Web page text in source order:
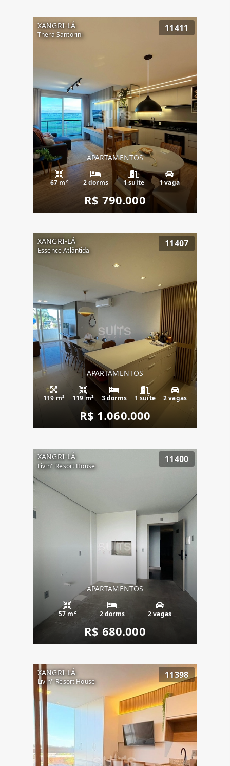
XANGRI-LÁ
Thera Santorini
11411
APARTAMENTOS
67 m² 2 dorms 1 suíte 1 vaga
R$ 790.000
XANGRI-LÁ
Essence Atlântida
11407
APARTAMENTOS
119 m² 119 m² 3 dorms 1 suíte 2 vagas
R$ 1.060.000
XANGRI-LÁ
Livin'' Resort House
11400
APARTAMENTOS
57 m² 2 dorms 2 vagas
R$ 680.000
XANGRI-LÁ
Livin'' Resort House
11398